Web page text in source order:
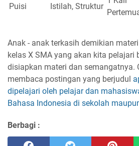
Puisi Istilah, Struktur
Anak - anak terkasih demikian
kelas X SMA yang akan kita pelajari
disiapkan materi dan semangatnya.
membaca postingan yang berjudul
dipelajari oleh pelajar dan
Bahasa Indonesia di sekolah
Berbagi :